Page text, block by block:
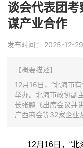
谈会代表团
谋产业合作
发布时间： 2025-12-29
【概要描述】
12月16日，“北海市
举办。北海市政协副
长张鹏飞出席会议并
广西商会等32家企业
12月16日，“